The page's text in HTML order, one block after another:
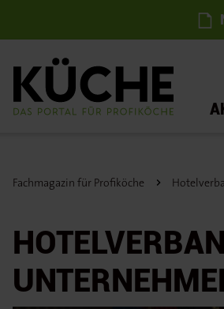
Fachmagazin für Profiköche